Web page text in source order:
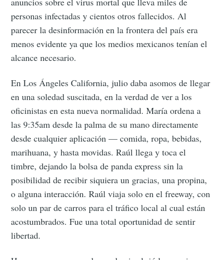
personas infectadas y cientos otros fallecidos. Al
parecer la desinformación en la frontera del país era
menos evidente ya que los medios mexicanos tenían el
alcance necesario.
En Los Ángeles California, julio daba asomos de llegar
en una soledad suscitada, en la verdad de ver a los
oficinistas en esta nueva normalidad. María ordena a
las 9:35am desde la palma de su mano directamente
desde cualquier aplicación — comida, ropa, bebidas,
marihuana, y hasta movidas. Raúl llega y toca el
timbre, dejando la bolsa de panda express sin la
posibilidad de recibir siquiera un gracias, una propina,
o alguna interacción. Raúl viaja solo en el freeway, con
solo un par de carros para el tráfico local al cual están
acostumbrados. Fue una total oportunidad de sentir
libertad.